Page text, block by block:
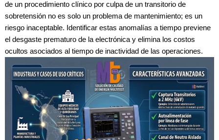
de un procedimiento clínico por culpa de un transitorio de
sobretensión no es solo un problema de mantenimiento; es un
riesgo inaceptable. Identificar estas anomalías a tiempo previene
el desgaste prematuro de la electrónica y elimina los costos
ocultos asociados al tiempo de inactividad de las operaciones.